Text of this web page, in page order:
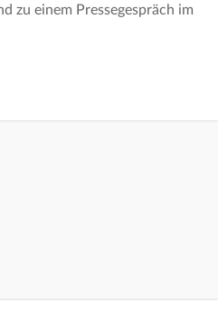
zu einem Pressegespräch im